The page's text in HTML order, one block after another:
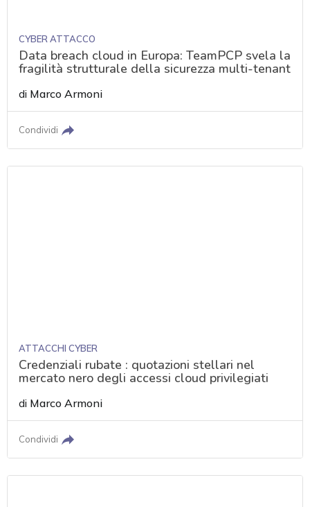
CYBER ATTACCO
Data breach cloud in Europa: TeamPCP svela la
fragilità strutturale della sicurezza multi-tenant
di Marco Armoni
Condividi
ATTACCHI CYBER
Credenziali rubate : quotazioni stellari nel
mercato nero degli accessi cloud privilegiati
di Marco Armoni
Condividi